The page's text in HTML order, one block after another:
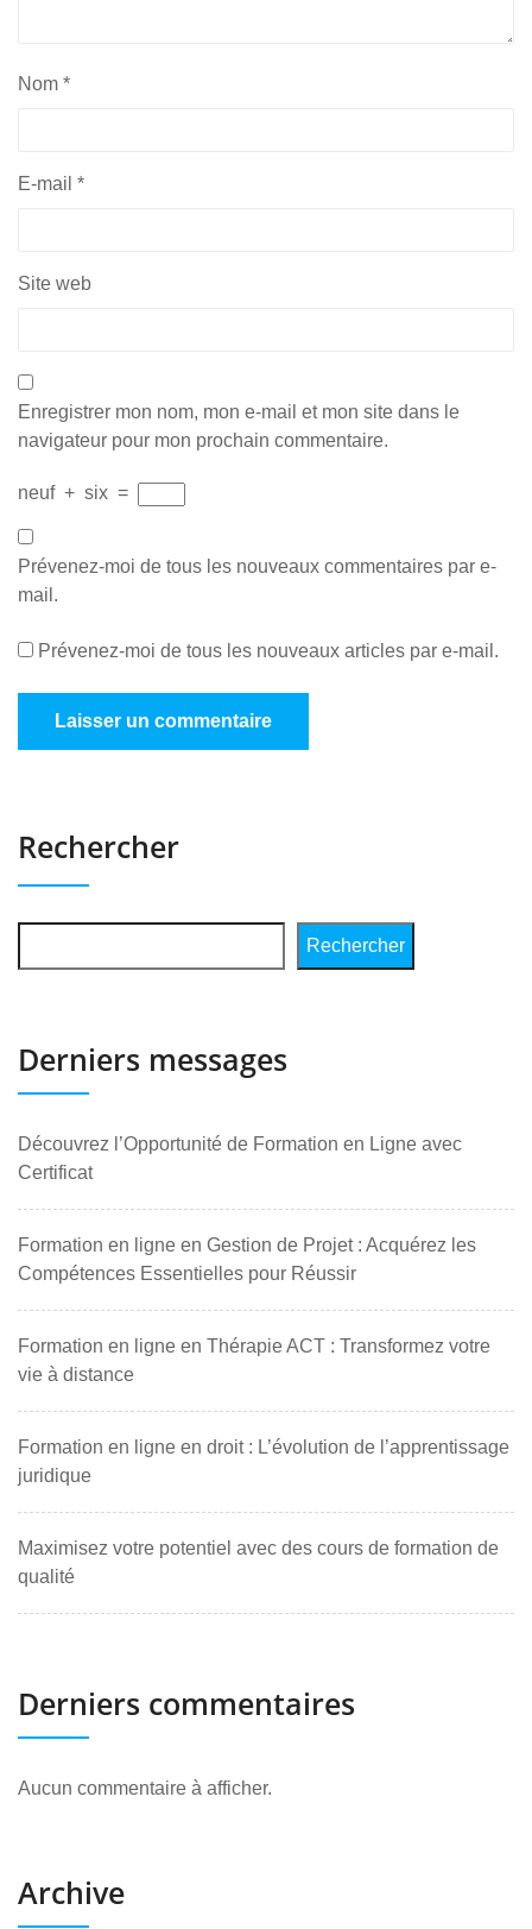
Nom *
E-mail *
Site web
Enregistrer mon nom, mon e-mail et mon site dans le
navigateur pour mon prochain commentaire.
neuf + six =
Prévenez-moi de tous les nouveaux commentaires par e-
mail.
Prévenez-moi de tous les nouveaux articles par e-mail.
Rechercher
Rechercher
Derniers messages
Découvrez l’Opportunité de Formation en Ligne avec
Certificat
Formation en ligne en Gestion de Projet : Acquérez les
Compétences Essentielles pour Réussir
Formation en ligne en Thérapie ACT : Transformez votre
vie à distance
Formation en ligne en droit : L’évolution de l’apprentissage
juridique
Maximisez votre potentiel avec des cours de formation de
qualité
Derniers commentaires
Aucun commentaire à afficher.
Archive